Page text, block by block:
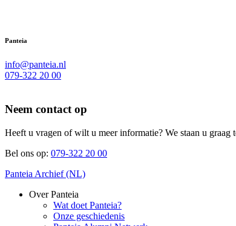
Panteia
info@panteia.nl
079-322 20 00
Neem contact op
Heeft u vragen of wilt u meer informatie? We staan u graag
Bel ons op: 079-322 20 00
Panteia Archief (NL)
Over Panteia
Wat doet Panteia?
Onze geschiedenis